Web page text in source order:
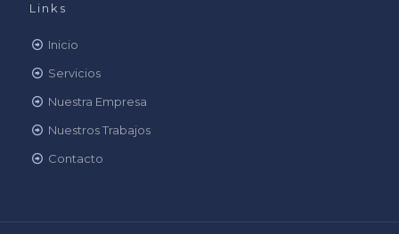
Links
Inicio
Servicios
Nuestra Empresa
Nuestros Trabajos
Contacto